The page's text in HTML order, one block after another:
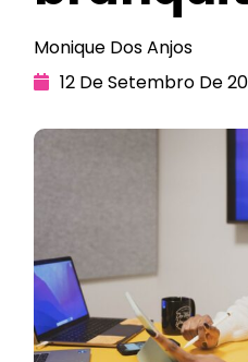
Monique Dos Anjos
12 De Setembro De